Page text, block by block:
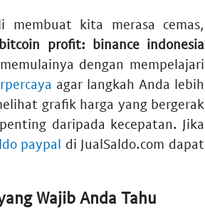
membuat kita merasa cemas,
profit: binance indonesia
dengan mempelajari
agar langkah Anda lebih
grafik harga yang bergerak
daripada kecepatan. Jika
paypal di JualSaldo.com dapat
Wajib Anda Tahu